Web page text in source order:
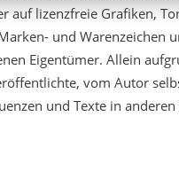
lizenzfreie Grafiken,
und Warenzeichen
Eigentümer. Allein
vom Autor
und Texte in